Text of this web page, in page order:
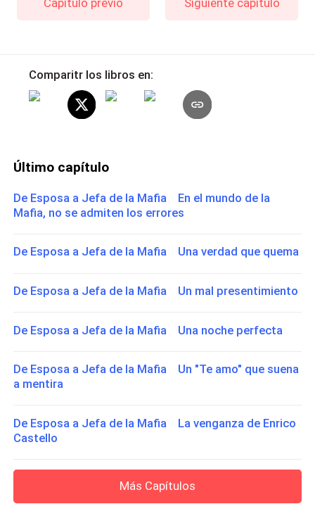
Capítulo previo Siguiente capítulo
Comparitr los libros en:
Último capítulo
De Esposa a Jefa de la Mafia En el mundo de la
Mafia, no se admiten los errores
De Esposa a Jefa de la Mafia Una verdad que quema
De Esposa a Jefa de la Mafia Un mal presentimiento
De Esposa a Jefa de la Mafia Una noche perfecta
De Esposa a Jefa de la Mafia Un "Te amo" que suena
a mentira
De Esposa a Jefa de la Mafia La venganza de Enrico
Castello
Más Capítulos